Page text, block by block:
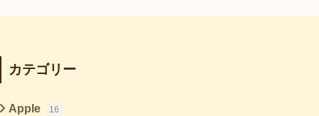
カテゴリー
Apple 16